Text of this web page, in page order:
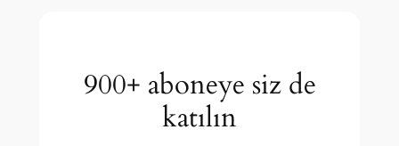
900+ aboneye siz de
katılın